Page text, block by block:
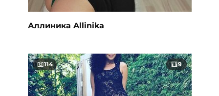
Аллиника Allinika
114 9